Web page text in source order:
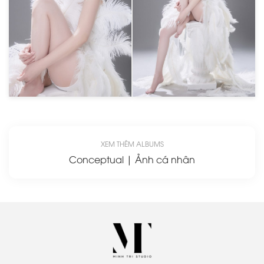
XEM THÊM ALBUMS
Conceptual | Ảnh cá nhân